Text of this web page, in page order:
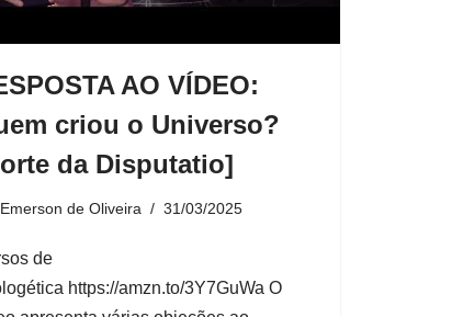
AO VÍDEO:
criou o Universo?
da Disputatio]
Emerson de Oliveira 31/03/2025
de
https://amzn.to/3Y7GuWa O